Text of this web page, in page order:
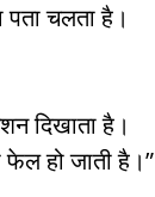
चलता है।
दिखाता है।
फेल हो जाती है।”